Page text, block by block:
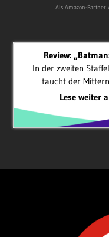
Als Amazon-Partner
Review:
In der zweiten
taucht der
Lese weiter